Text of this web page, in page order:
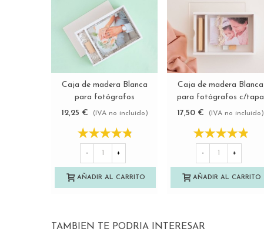
Ver más
Caja de madera Blanca
para fotógrafos
Ref.P1454DB
12,25 € (IVA no incluido)
- +
AÑADIR AL CARRITO
Ver más
Caja de madera Blanca
para fotógrafos c/tapa
metacrilato
17,50 € (IVA no incluido)
- +
AÑADIR AL CARRITO
TAMBIEN TE PODRIA INTERESAR